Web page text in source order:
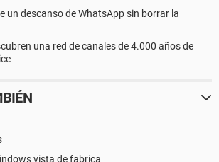
un descanso de WhatsApp sin borrar la
una red de canales de 4.000 años de
vista de fabrica